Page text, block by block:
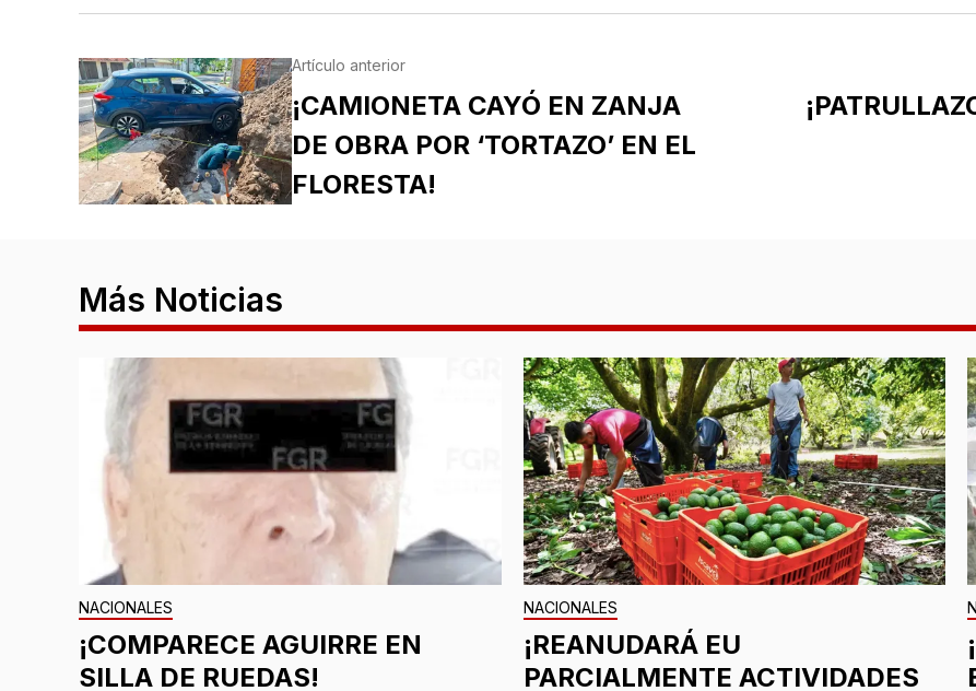
Artículo anterior
¡CAMIONETA CAYÓ EN ZANJA
DE OBRA POR ‘TORTAZO’ EN EL
FLORESTA!
Más Noticias
NACIONALES
¡COMPARECE AGUIRRE EN
SILLA DE RUEDAS!
NACIONALES
¡REANUDARÁ EU
PARCIALMENTE ACTIVIDADES